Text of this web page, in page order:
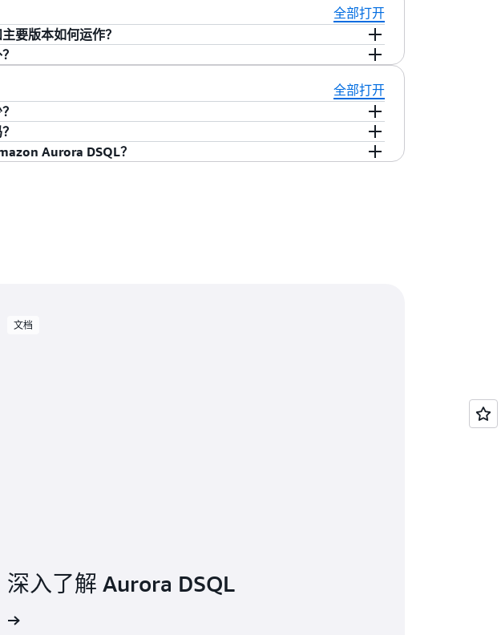
角色的权限。
持许多常用的 PostgreSQL 查询和热门功能。它将为所有支持的功
大多数支持的功能提供相同的行为，并支持多种常用的 PG 驱动
配置。要了解更多详细信息，请访问Aurora DSQL PostgreSQL
全部打开
要版本如何运作？
要版本更新。主要版本升级由客户控制。只有在客户请求时，
主要版本升级。Aurora DSQL 的分布式架构使其能够在执行这些
产生影响。
补任务，无需停机。
全部打开
。Aurora DSQL 的计费基于两个主要指标：1/ 分布式处理单元
是所有基于请求的活动（如查询处理、读取和写入）的标准化计
DSQL 每月免费提供 10 万个 DPU（分布式处理单元）和每月
Aurora DSQL？
文档
深入了解 Aurora DSQL